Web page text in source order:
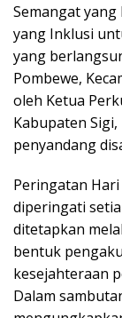
Semangat
yang Inklusi
yang
Pombewe,
oleh Ketua
Kabupaten
penyandang
Peringatan
diperingati
ditetapkan
bentuk
kesejahteraan
Dalam